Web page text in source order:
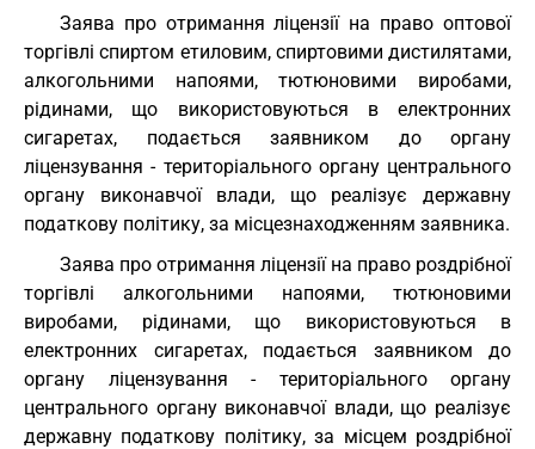
Заява про отримання ліцензії на право оптової
торгівлі спиртом етиловим, спиртовими дистилятами,
алкогольними напоями, тютюновими виробами,
рідинами, що використовуються в електронних
сигаретах, подається заявником до органу
ліцензування - територіального органу центрального
органу виконавчої влади, що реалізує державну
податкову політику, за місцезнаходженням заявника.
Заява про отримання ліцензії на право роздрібної
торгівлі алкогольними напоями, тютюновими
виробами, рідинами, що використовуються в
електронних сигаретах, подається заявником до
органу ліцензування - територіального органу
центрального органу виконавчої влади, що реалізує
державну податкову політику, за місцем роздрібної